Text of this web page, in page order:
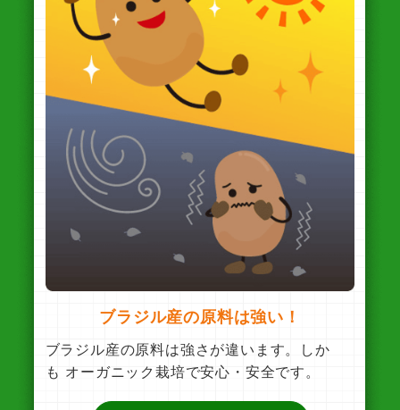
ブラジル産の原料は強い！
ブラジル産の原料は強さが違います。しか
も オーガニック栽培で安心・安全です。